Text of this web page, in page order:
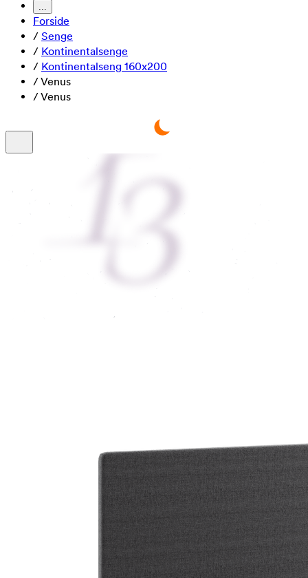
...
Forside
/ Senge
/ Kontinentalsenge
/ Kontinentalseng 160x200
/Venus
/Venus